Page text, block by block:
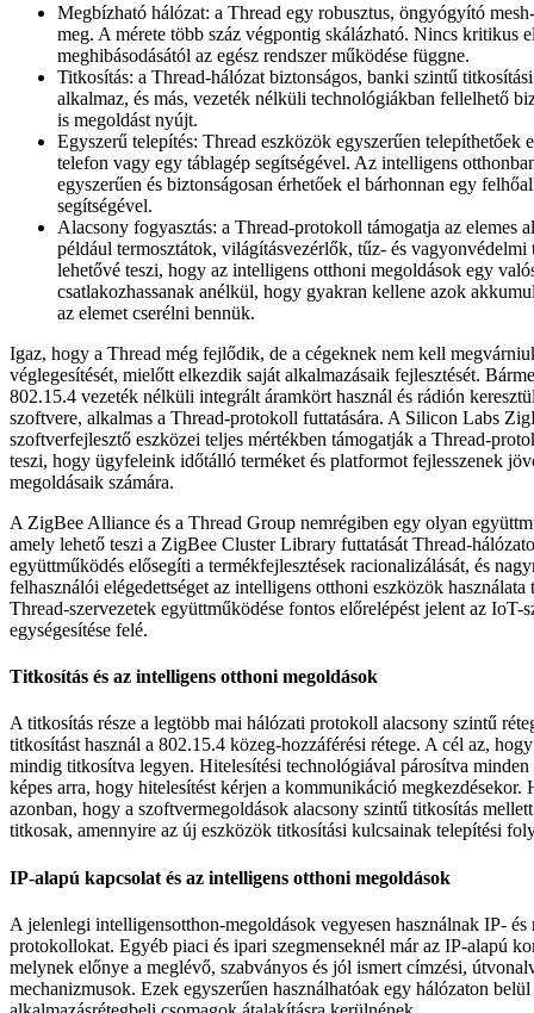
Megbízható hálózat: a Thread egy robusztus, öngyógyító
meg. A mérete több száz végpontig skálázható. Nincs kritikus
meghibásodásától az egész rendszer működése függne.
Titkosítás: a Thread-hálózat biztonságos, banki szintű
alkalmaz, és más, vezeték nélküli technológiákban fellelhető
is megoldást nyújt.
Egyszerű telepítés: Thread eszközök egyszerűen telepíthetőek
telefon vagy egy táblagép segítségével. Az intelligens
egyszerűen és biztonságosan érhetőek el bárhonnan egy
segítségével.
Alacsony fogyasztás: a Thread-protokoll támogatja az elemes
például termosztátok, világításvezérlők, tűz- és vagyonvédelmi
lehetővé teszi, hogy az intelligens otthoni megoldások egy
csatlakozhassanak anélkül, hogy gyakran kellene azok
az elemet cserélni bennük.
Igaz, hogy a Thread még fejlődik, de a cégeknek nem kell
véglegesítését, mielőtt elkezdik saját alkalmazásaik fejlesztését.
802.15.4 vezeték nélküli integrált áramkört használ és rádión
szoftvere, alkalmas a Thread-protokoll futtatására. A Silicon Labs
szoftverfejlesztő eszközei teljes mértékben támogatják a Thread-
teszi, hogy ügyfeleink időt­álló terméket és platformot fejlesszenek
megoldásaik számára.
A ZigBee Alliance és a Thread Group nemrégiben egy olyan
amely lehető teszi a ZigBee Cluster Library futtatását Thread-
együttműködés elősegíti a termékfejlesztések racionalizálását, és
felhasználói elégedettséget az intelligens otthoni eszközök használata
Thread-szervezetek együttműködése fontos előrelépést jelent az IoT-
egységesítése felé.
Titkosítás és az intelligens otthoni megoldások
A titkosítás része a legtöbb mai hálózati protokoll alacsony szintű
titkosítást használ a 802.15.4 közeg-hozzáférési rétege. A cél az,
mindig titkosítva legyen. Hitelesítési technológiával párosítva
képes arra, hogy hitelesítést kérjen a kommunikáció megkezdésekor.
azonban, hogy a szoftvermegoldások alacsony szintű titkosítás
titkosak, amennyire az új eszközök titkosítási kulcsainak telepítési
IP-alapú kapcsolat és az intelligens otthoni megoldások
A jelenlegi intelligensotthon-megoldások vegyesen használnak IP- és
protokollokat. Egyéb piaci és ipari szegmenseknél már az IP-alapú
melynek előnye a meglévő, szabványos és jól ismert címzési,
mechanizmusok. Ezek egyszerűen használhatóak egy hálózaton